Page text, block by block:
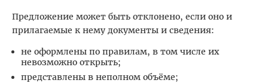
Предложение может быть отклонено, если оно и
прилагаемые к нему документы и сведения:
не оформлены по правилам, в том числе их
невозможно открыть;
представлены в неполном объёме;